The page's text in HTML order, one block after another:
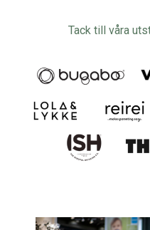
Tack till våra